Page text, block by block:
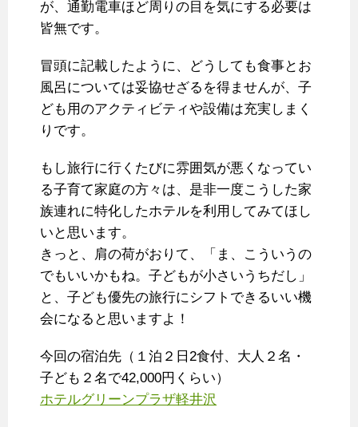
が、通勤電車ほど周りの目を気にする必要は
皆無です。
冒頭に記載したように、どうしても食事とお
風呂については妥協せざるを得ませんが、子
ども用のアクティビティや設備は充実しまく
りです。
もし旅行に行くたびに雰囲気が悪くなってい
る子育て家庭の方々は、是非一度こうした家
族連れに特化したホテルを利用してみてほし
いと思います。
きっと、肩の荷がおりて、「ま、こういうの
でもいいかもね。子どもが小さいうちだし」
と、子ども優先の旅行にシフトできるいい機
会になると思いますよ！
今回の宿泊先（１泊２日2食付、大人２名・
子ども２名で42,000円くらい）
ホテルグリーンプラザ軽井沢